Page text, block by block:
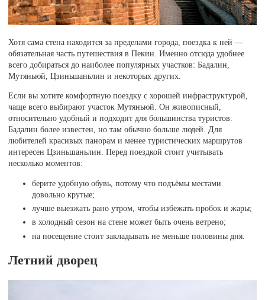
Хотя сама стена находится за пределами города, поездка к ней —
обязательная часть путешествия в Пекин. Именно отсюда удобнее
всего добираться до наиболее популярных участков: Бадалин,
Мутяньюй, Цзиньшаньлин и некоторых других.
Если вы хотите комфортную поездку с хорошей инфраструктурой,
чаще всего выбирают участок Мутяньюй. Он живописный,
относительно удобный и подходит для большинства туристов.
Бадалин более известен, но там обычно больше людей. Для
любителей красивых панорам и менее туристических маршрутов
интересен Цзиньшаньлин. Перед поездкой стоит учитывать
несколько моментов:
берите удобную обувь, потому что подъёмы местами
довольно крутые;
лучше выезжать рано утром, чтобы избежать пробок и жары;
в холодный сезон на стене может быть очень ветрено;
на посещение стоит закладывать не меньше половины дня.
Летний дворец